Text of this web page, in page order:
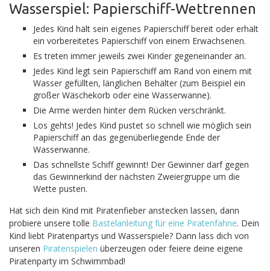
Wasserspiel: Papierschiff-Wettrennen
Jedes Kind hält sein eigenes Papierschiff bereit oder erhält
ein vorbereitetes Papierschiff von einem Erwachsenen.
Es treten immer jeweils zwei Kinder gegeneinander an.
Jedes Kind legt sein Papierschiff am Rand von einem mit
Wasser gefüllten, länglichen Behälter (zum Beispiel ein
großer Wäschekorb oder eine Wasserwanne).
Die Arme werden hinter dem Rücken verschränkt.
Los gehts! Jedes Kind pustet so schnell wie möglich sein
Papierschiff an das gegenüberliegende Ende der
Wasserwanne.
Das schnellste Schiff gewinnt! Der Gewinner darf gegen
das Gewinnerkind der nächsten Zweiergruppe um die
Wette pusten.
Hat sich dein Kind mit Piratenfieber anstecken lassen, dann
probiere unsere tolle Bastelanleitung für eine Piratenfahne. Dein
Kind liebt Piratenpartys und Wasserspiele? Dann lass dich von
unseren Piratenspielen überzeugen oder feiere deine eigene
Piratenparty im Schwimmbad!